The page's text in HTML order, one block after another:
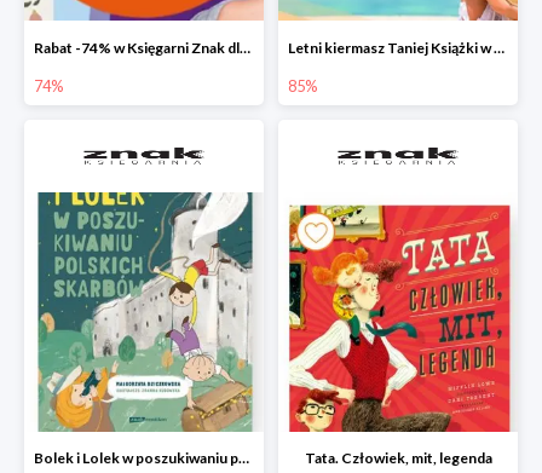
Rabat -74% w Księgarni Znak dla 100 pierwszych osób!
74%
Letni kiermasz Taniej Książki w Ksiegarni Znak do -85%!
85%
Bolek i Lolek w poszukiwaniu polskich skarbów Tata. Człowiek, mit, legenda